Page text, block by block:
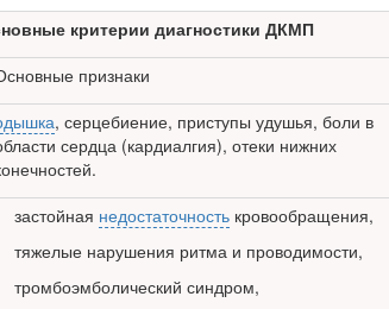
критерии диагностики ДКМП
признаки
, серцебиение, приступы удушья, боли в
серд­ца (кардиалгия), отеки нижних
застойная недостаточность кровообращения,
тяжелые нарушения ритма и проводимости,
тромбоэмболический синдром,